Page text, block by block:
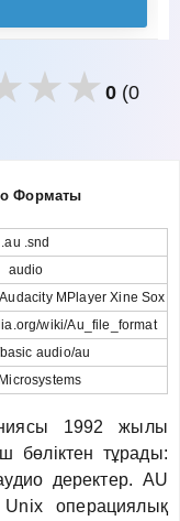
0(0
Форматы
.au .snd
audio
MPlayer Xine Sox
wiki/Au_file_format
audio/au
1992 жылы
бөліктен тұрады:
деректер. AU
операциялық